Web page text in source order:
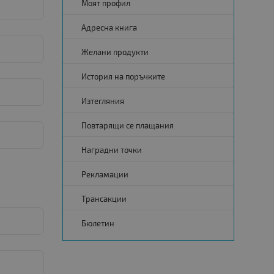
Моят профил
Адресна книга
Желани продукти
История на поръчките
Изтегляния
Повтарящи се плащания
Наградни точки
Рекламации
Трансакции
Бюлетин